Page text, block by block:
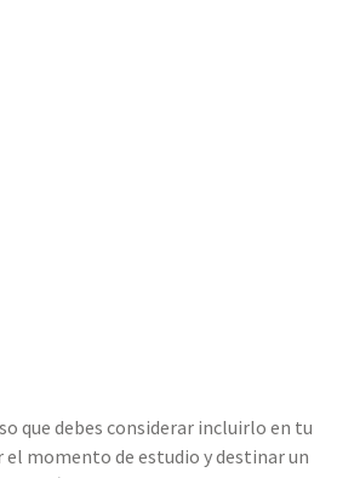
que debes considerar incluirlo en tu
momento de estudio y destinar un